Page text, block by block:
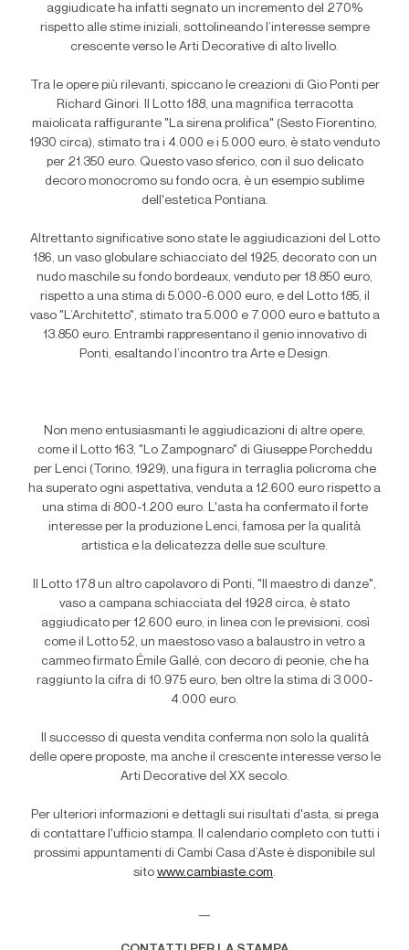
aggiudicate ha infatti segnato un incremento del 270%
rispetto alle stime iniziali, sottolineando l’interesse sempre
crescente verso le Arti Decorative di alto livello.
Tra le opere più rilevanti, spiccano le creazioni di Gio Ponti per
Richard Ginori. Il Lotto 188, una magnifica terracotta
maiolicata raffigurante "La sirena prolifica" (Sesto Fiorentino,
1930 circa), stimato tra i 4.000 e i 5.000 euro, è stato venduto
per 21.350 euro. Questo vaso sferico, con il suo delicato
decoro monocromo su fondo ocra, è un esempio sublime
dell'estetica Pontiana.
Altrettanto significative sono state le aggiudicazioni del Lotto
186, un vaso globulare schiacciato del 1925, decorato con un
nudo maschile su fondo bordeaux, venduto per 18.850 euro,
rispetto a una stima di 5.000-6.000 euro, e del Lotto 185, il
vaso "L’Architetto", stimato tra 5.000 e 7.000 euro e battuto a
13.850 euro. Entrambi rappresentano il genio innovativo di
Ponti, esaltando l’incontro tra Arte e Design.
Non meno entusiasmanti le aggiudicazioni di altre opere,
come il Lotto 163, "Lo Zampognaro" di Giuseppe Porcheddu
per Lenci (Torino, 1929), una figura in terraglia policroma che
ha superato ogni aspettativa, venduta a 12.600 euro rispetto a
una stima di 800-1.200 euro. L'asta ha confermato il forte
interesse per la produzione Lenci, famosa per la qualità
artistica e la delicatezza delle sue sculture.
Il Lotto 178 un altro capolavoro di Ponti, "Il maestro di danze",
vaso a campana schiacciata del 1928 circa, è stato
aggiudicato per 12.600 euro, in linea con le previsioni, così
come il Lotto 52, un maestoso vaso a balaustro in vetro a
cammeo firmato Émile Gallé, con decoro di peonie, che ha
raggiunto la cifra di 10.975 euro, ben oltre la stima di 3.000-
4.000 euro.
Il successo di questa vendita conferma non solo la qualità
delle opere proposte, ma anche il crescente interesse verso le
Arti Decorative del XX secolo.
Per ulteriori informazioni e dettagli sui risultati d'asta, si prega
di contattare l'ufficio stampa.
Il calendario completo con tutti i
prossimi appuntamenti di Cambi Casa d’Aste è disponibile sul
sito www.cambiaste.com.